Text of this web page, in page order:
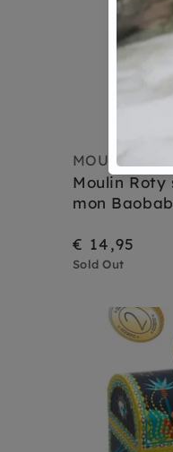
MOULIN ROTY
Moulin Roty
mon Baobab
€ 14,95
Sold Out